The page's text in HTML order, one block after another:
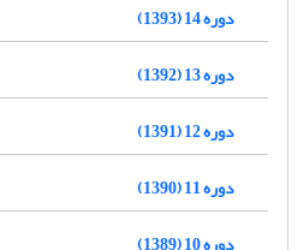
دوره 14 (1393)
دوره 13 (1392)
دوره 12 (1391)
دوره 11 (1390)